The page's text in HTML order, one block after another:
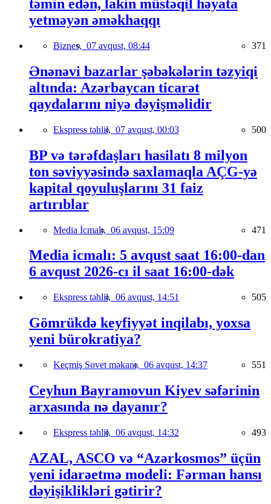
təmin edən, lakin müstəqil həyata
yetməyən əməkhaqqı
Biznes, 07 avqust, 08:44 371
Ənənəvi bazarlar şəbəkələrin təzyiqi
altında: Azərbaycan ticarət
qaydalarını niyə dəyişməlidir
Ekspress təhlil, 07 avqust, 00:03 500
BP və tərəfdaşları hasilatı 8 milyon
ton səviyyəsində saxlamaqla AÇG-yə
kapital qoyuluşlarını 31 faiz
artırıblar
Media İcmalı, 06 avqust, 15:09 471
Media icmalı: 5 avqust saat 16:00-dan
6 avqust 2026-cı il saat 16:00-dək
Ekspress təhlil, 06 avqust, 14:51 505
Gömrükdə keyfiyyət inqilabı, yoxsa
yeni bürokratiya?
Keçmiş Sovet məkanı, 06 avqust, 14:37 551
Ceyhun Bayramovun Kiyev səfərinin
arxasında nə dayanır?
Ekspress təhlil, 06 avqust, 14:32 493
AZAL, ASCO və “Azərkosmos” üçün
yeni idarəetmə modeli: Fərman hansı
dəyişiklikləri gətirir?